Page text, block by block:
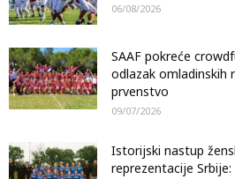
06/08/2026
SAAF pokreće
odlazak omladinskih
prvenstvo
09/07/2026
Istorijski nastup
reprezentacije